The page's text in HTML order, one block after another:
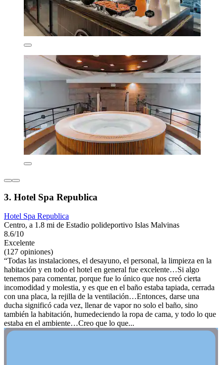
3. Hotel Spa Republica
Hotel Spa Republica
Centro, a 1.8 mi de Estadio polideportivo Islas Malvinas
8.6/10
Excelente
(127 opiniones)
“Todas las instalaciones, el desayuno, el personal, la limpieza en la
habitación y en todo el hotel en general fue excelente…Si algo
tenemos para comentar, porque fue lo único que nos creó cierta
incomodidad y molestia, y es que en el baño estaba tapiada, cerrada
con una placa, la rejilla de la ventilación…Entonces, darse una
ducha significó cada vez, llenar de vapor no solo el baño, sino
también la habitación, humedeciendo la ropa de cama, y todo lo que
estaba en el ambiente…Creo que lo que...